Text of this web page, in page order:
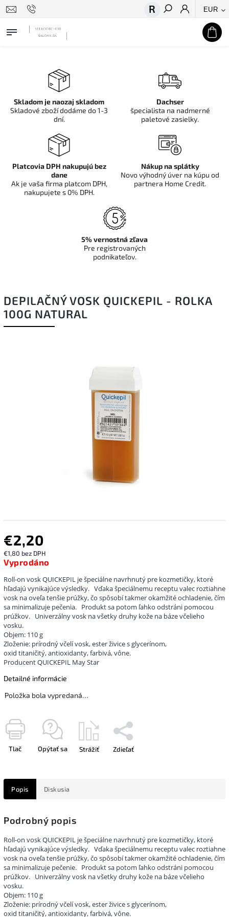
EUR
Hľadať
DEPILAČNÝ VOSK QUICKEPIL - ROLKA
100G NATURAL
€2,20
€1,80 bez DPH
Vyprodáno
Položka bola vypredaná…
Roll-on vosk QUICKEPIL je špeciálne navrhnutý pre kozmetičky, ktoré
hľadajú vynikajúce výsledky. Vďaka špeciálnemu receptu valec roztiahne
vosk na oveľa tenšie prúžky, čo spôsobí takmer okamžité ochladenie, čím
sa minimalizuje pečenia. Produkt sa potom ľahko odstráni pomocou
prúžkov. Univerzálny vosk na všetky druhy kože na báze včelieho
vosku.
Objem: 110 g
Zloženie: prírodný včelí vosk, ester živice s glycerínom,
oxid titaničitý, antioxidanty, farbivá, vône.
Producent QUICKEPIL May Star
Detailné informácie
Tlač Opýtať sa Strážiť Zdieľať
Skladom je naozaj skladom
Skladové zboží dodáme do 1-3
dní.
Dachser
špecialista na nadmerné
paletové zasielky.
Platcovia DPH nakupujú bez
dane
Ak je vaša firma platcom DPH,
nakupujete s 0% DPH.
Nákup na splátky
Novo výhodný úver na kúpu od
partnera Home Credit.
5% vernostná zľava
Pre registrovaných
podnikateľov.
Popis Diskusia
Podrobný popis
Roll-on vosk QUICKEPIL je špeciálne navrhnutý pre kozmetičky, ktoré
hľadajú vynikajúce výsledky. Vďaka špeciálnemu receptu valec roztiahne
vosk na oveľa tenšie prúžky, čo spôsobí takmer okamžité ochladenie, čím
sa minimalizuje pečenie. Produkt sa potom ľahko odstráni pomocou
prúžkov. Univerzálny vosk na všetky druhy kože na báze včelieho
vosku.
Objem: 110 g
Zloženie: prírodný včelí vosk, ester živice s glycerínom,
oxid titaničitý, antioxidanty, farbivá, vône.